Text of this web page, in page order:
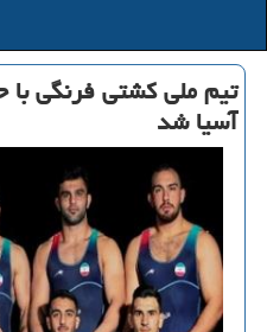
تیم ملی كشتی فرنگی با
آسیا شد